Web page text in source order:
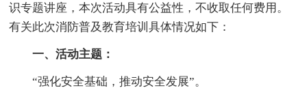
识专题讲座，本次活动具有公益性，不收取任何费用。
有关此次消防普及教育培训具体情况如下：
一、活动主题：
“强化安全基础，推动安全发展”。